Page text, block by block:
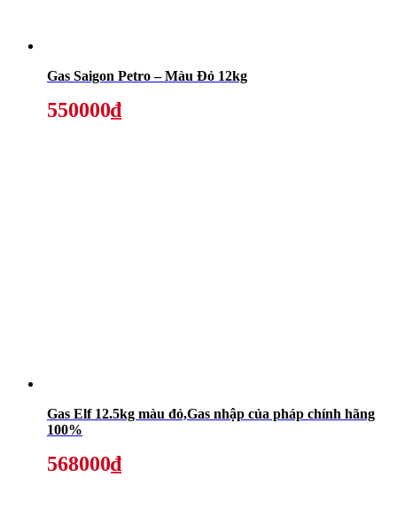
Gas Saigon Petro – Màu Đỏ 12kg
550000₫
Gas Elf 12.5kg màu đỏ,Gas nhập của pháp chính hãng
100%
568000₫